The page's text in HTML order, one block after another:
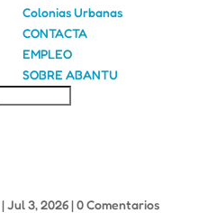
Colonias Urbanas
CONTACTA
EMPLEO
SOBRE ABANTU
|Jul 3, 2026|0 Comentarios